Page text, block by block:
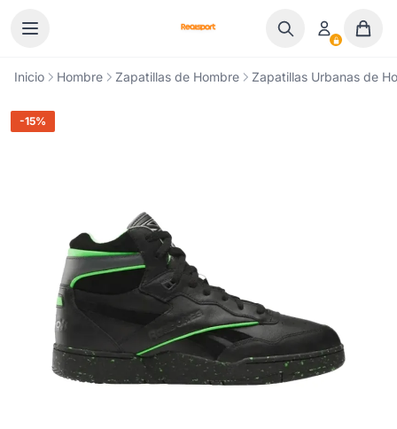
Inicio Hombre Zapatillas de Hombre Zapatillas Urbanas de
-15%